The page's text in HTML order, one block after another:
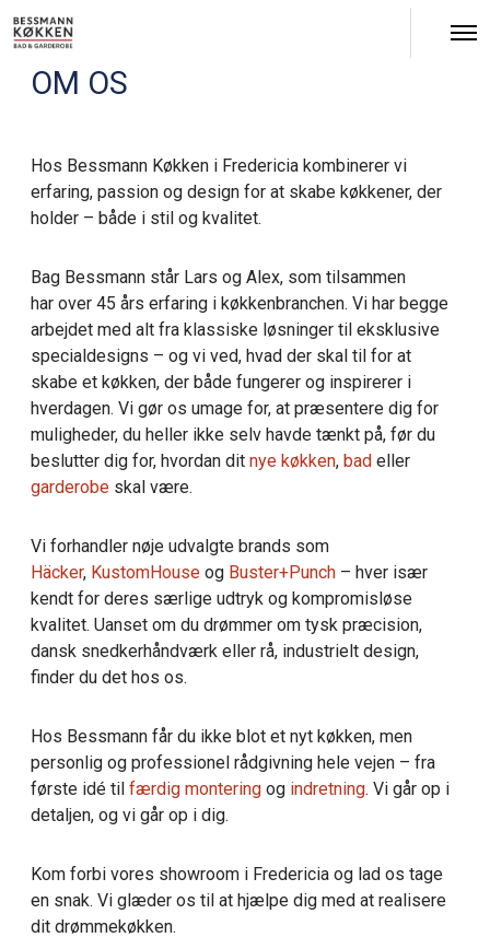
Å
OM OS
Hos Bessmann Køkken i Fredericia kombinerer vi
erfaring, passion og design for at skabe køkkener, der
holder – både i stil og kvalitet.
Bag Bessmann står Lars og Alex, som tilsammen
har over 45 års erfaring i køkkenbranchen. Vi har begge
arbejdet med alt fra klassiske løsninger til eksklusive
specialdesigns – og vi ved, hvad der skal til for at
skabe et køkken, der både fungerer og inspirerer i
hverdagen. Vi gør os umage for, at præsentere dig for
muligheder, du heller ikke selv havde tænkt på, før du
beslutter dig for, hvordan dit nye køkken, bad eller
garderobe skal være.
Vi forhandler nøje udvalgte brands som
Häcker, KustomHouse og Buster+Punch – hver især
kendt for deres særlige udtryk og kompromisløse
kvalitet. Uanset om du drømmer om tysk præcision,
dansk snedkerhåndværk eller rå, industrielt design,
finder du det hos os.
Hos Bessmann får du ikke blot et nyt køkken, men
personlig og professionel rådgivning hele vejen – fra
første idé til færdig montering og indretning. Vi går op i
detaljen, og vi går op i dig.
Kom forbi vores showroom i Fredericia og lad os tage
en snak. Vi glæder os til at hjælpe dig med at realisere
dit drømmekøkken.